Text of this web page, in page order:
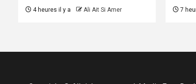
4 heures il y a Ali Ait Si Amer 7